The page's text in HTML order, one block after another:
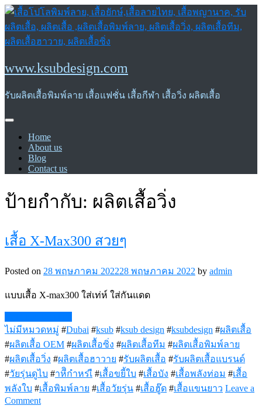
Skip
content
www.ksubdesign.com
รับผลิตเสื้อพิมพ์ลาย เสื้อแฟชั่น เสื้อกีฬา เสื้อวิ่ง ผลิตเสื้อ
Home
About us
Blog
Contact us
ป้ายกำกับ: ผลิตเสื้อวิ่ง
เสื้อ X-Max300 สวยๆ
Posted on 28 พฤษภาคม 202228 พฤษภาคม 2022 by admin
แบบเสื้อ X-max300 ใส่เท่ห์ ใส่กันแดด
ไม่มีหมวดหมู่ #Dubai #ksub #ksub design #ksubdesign #ผลิตเสื้อ
#ผลิตเสื้อ OEM #ผลิตเสื้อซิ่ง #ผลิตเสื้อทีม #ผลิตเสื้อพิมพ์ลาย
#ผลิตเสื้อวิ่ง #ผลิตเสื้อฮาวาย #รับผลิตเสื้อ #รับผลิตเสื้อแบรนด์
#วัยรุ่นดูไบ #าหีิกำหรเื #เสื้อขยี้ใบ #เสื้อบัง #เสื้อพลังท่อม #เสื้อ
พลังใบ #เสื้อพิมพ์ลาย #เสื้อวัยรุ่น #เสื้อฮู๊ด #เสื้อแขนยาว Leave a
Commenton